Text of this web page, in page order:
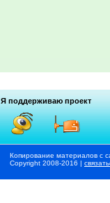
Я поддерживаю проект
Копирование материалов с
Copyright 2008-2016 |